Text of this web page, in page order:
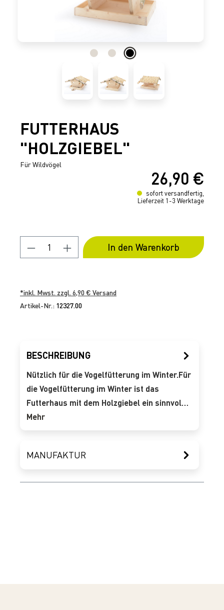
FUTTERHAUS
"HOLZGIEBEL"
Für Wildvögel
26,90 €
sofort versandfertig,
Lieferzeit 1-3 Werktage
Produkt Anzahl: Gib den
In den Warenkorb
*inkl. Mwst. zzgl. 6,90 € Versand
Artikel-Nr.: 12327.00
BESCHREIBUNG
Nützlich für die Vogelfütterung im Winter.Für
die Vogelfütterung im Winter ist das
Futterhaus mit dem Holzgiebel ein sinnvol…
Mehr
MANUFAKTUR